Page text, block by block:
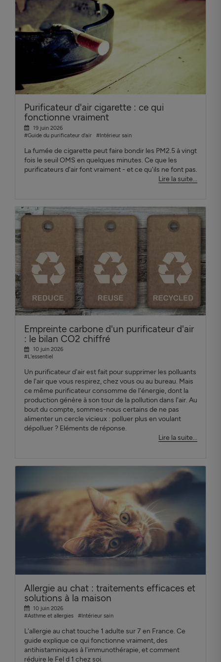
Purificateur d'air cigarette : ce qui
fonctionne vraiment
19 juin 2026
#Guide du purificateur d'air
#Intérieur sain
La fumée de cigarette peut faire bondir les PM2.5 à vingt
fois le seuil OMS en quelques minutes. Ce que les
purificateurs d'air font vraiment - et ce qu'ils ne font pas.
Lire la suite...
Empreinte carbone d'un purificateur d'air
: le bilan CO2 chiffré
10 juin 2026
#L'essentiel
Un purificateur d'air est fait pour supprimer les polluants
de l'air que vous respirez, chez vous ou au bureau. Mais
ce même purificateur consomme de l'énergie, dont la
production génère à son tour de la pollution dans l'air. Au
bout du compte, sommes-nous certains de ne pas
alimenter un cercle vicieux : polluer plus en voulant
dépolluer ? Eléments de réponse.
Lire la suite...
Allergie au chat : traitements efficaces et
solutions à la maison
10 juin 2026
#Asthme et allergies
#Intérieur sain
L'allergie au chat touche 1 adulte sur 7 en France. Ce
guide explique ce qui fonctionne vraiment, des
antihistaminiques à l'immunothérapie, et comment
réduire le Fel d 1 chez soi.